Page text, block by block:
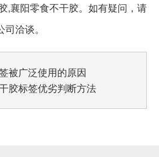
,襄阳零食不干胶。如有疑问，请
洽谈。
被广泛使用的原因
胶标签优劣判断方法